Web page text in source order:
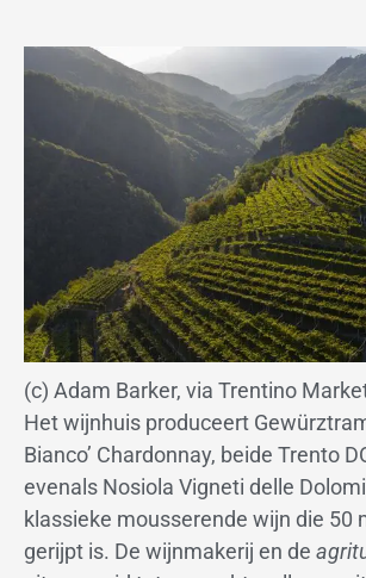
(c) Adam Barker, via Trentino
Het wijnhuis produceert
Bianco’ Chardonnay, beide Trento
evenals Nosiola Vigneti delle
klassieke mousserende wijn die 50
gerijpt is. De wijnmakerij en de